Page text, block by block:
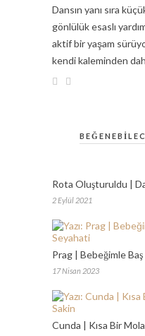
Dansın yanı sıra
gönlülük esaslı
aktif bir yaşam
kendi kaleminden
Rota Oluşturuldu |
2 Eylül 2021
Prag | Bebeğimle Baş
17 Nisan 2023
Cunda | Kısa Bir Mola